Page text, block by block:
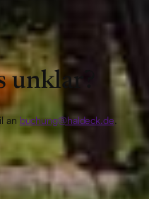
unklar?
an buchung@haldeck.de